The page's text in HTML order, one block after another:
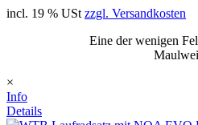
incl. 19 % USt zzgl. Versandkosten
Eine der wenigen
×
Info
Details